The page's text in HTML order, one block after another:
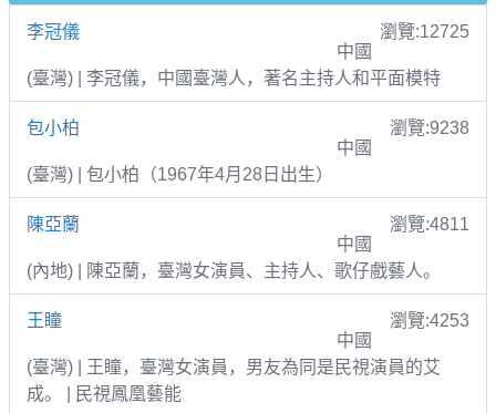
李冠儀
瀏覽:12725
中國
(臺灣) | 李冠儀，中國臺灣人，著名主持人和平面模特
包小柏
瀏覽:9238
中國
(臺灣) | 包小柏（1967年4月28日出生）
陳亞蘭
瀏覽:4811
中國
(內地) | 陳亞蘭，臺灣女演員、主持人、歌仔戲藝人。
王瞳
瀏覽:4253
中國
(臺灣) | 王瞳，臺灣女演員，男友為同是民視演員的艾
成。 | 民視鳳凰藝能